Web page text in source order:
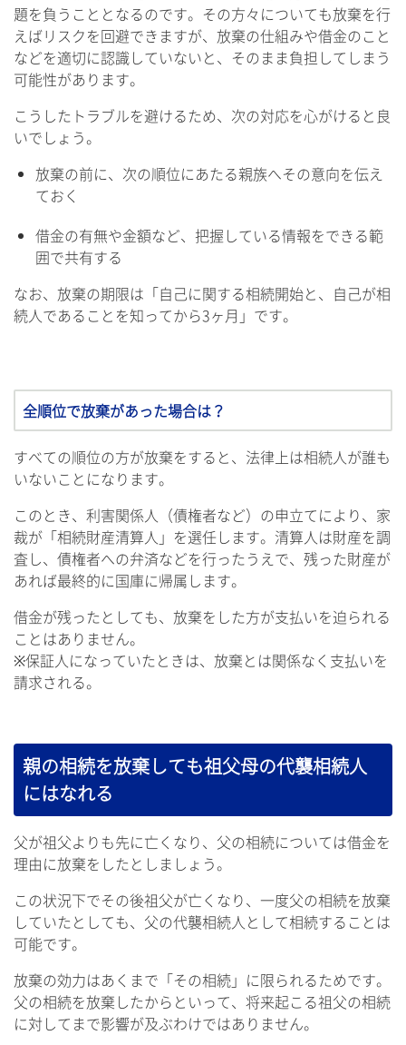
題を負うこととなるのです。その方々についても放棄を行
えばリスクを回避できますが、放棄の仕組みや借金のこと
などを適切に認識していないと、そのまま負担してしまう
可能性があります。
こうしたトラブルを避けるため、次の対応を心がけると良
いでしょう。
放棄の前に、次の順位にあたる親族へその意向を伝え
ておく
借金の有無や金額など、把握している情報をできる範
囲で共有する
なお、放棄の期限は「自己に関する相続開始と、自己が相
続人であることを知ってから3ヶ月」です。
全順位で放棄があった場合は？
すべての順位の方が放棄をすると、法律上は相続人が誰も
いないことになります。
このとき、利害関係人（債権者など）の申立てにより、家
裁が「相続財産清算人」を選任します。清算人は財産を調
査し、債権者への弁済などを行ったうえで、残った財産が
あれば最終的に国庫に帰属します。
借金が残ったとしても、放棄をした方が支払いを迫られる
ことはありません。
※保証人になっていたときは、放棄とは関係なく支払いを
請求される。
親の相続を放棄しても祖父母の代襲相続人
にはなれる
父が祖父よりも先に亡くなり、父の相続については借金を
理由に放棄をしたとしましょう。
この状況下でその後祖父が亡くなり、一度父の相続を放棄
していたとしても、父の代襲相続人として相続することは
可能です。
放棄の効力はあくまで「その相続」に限られるためです。
父の相続を放棄したからといって、将来起こる祖父の相続
に対してまで影響が及ぶわけではありません。